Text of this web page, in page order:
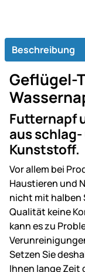
Beschreibung
Geflügel-
Futternapf
aus
Kunststoff.
Vor allem bei
Haustieren und
nicht mit halben
Qualität keine
kann es zu
Setzen Sie
Ihnen lange Zeit